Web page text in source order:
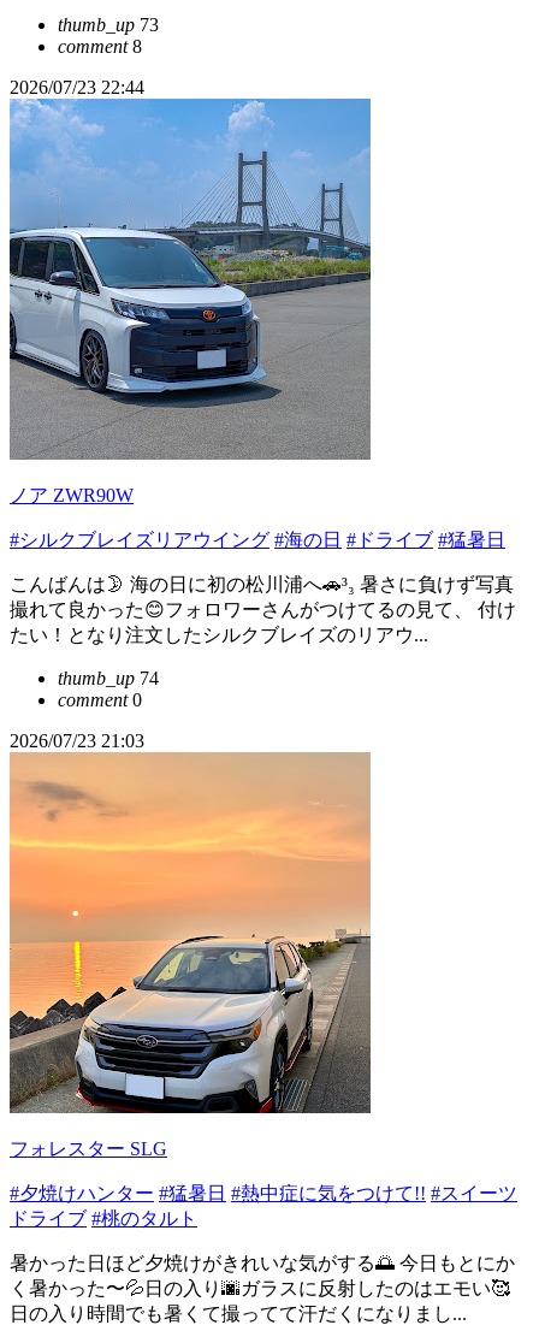
thumb_up 73
comment8
2026/07/23 22:44
ノア ZWR90W
#シルクブレイズリアウイング #海の日 #ドライブ #猛暑日
こんばんは🌛 海の日に初の松川浦へ🚗³₃ 暑さに負けず写真
撮れて良かった😊フォロワーさんがつけてるの見て、 付け
たい！となり注文したシルクブレイズのリアウ...
thumb_up 74
comment0
2026/07/23 21:03
フォレスター SLG
#夕焼けハンター #猛暑日 #熱中症に気をつけて!! #スイーツ
ドライブ #桃のタルト
暑かった日ほど夕焼けがきれいな気がする🌅 今日もとにか
く暑かった〜💦日の入り🌆ガラスに反射したのはエモい🥰
日の入り時間でも暑くて撮ってて汗だくになりまし...